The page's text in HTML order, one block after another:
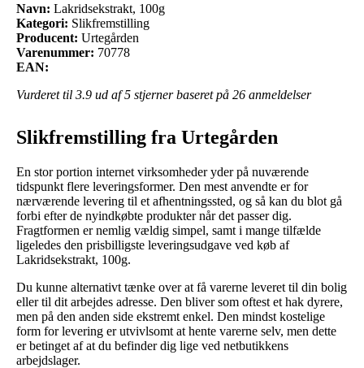
Navn: Lakridsekstrakt, 100g
Kategori: Slikfremstilling
Producent: Urtegården
Varenummer: 70778
EAN:
Vurderet til 3.9 ud af 5 stjerner baseret på 26 anmeldelser
Slikfremstilling fra Urtegården
En stor portion internet virksomheder yder på nuværende
tidspunkt flere leveringsformer. Den mest anvendte er for
nærværende levering til et afhentningssted, og så kan du blot gå
forbi efter de nyindkøbte produkter når det passer dig.
Fragtformen er nemlig vældig simpel, samt i mange tilfælde
ligeledes den prisbilligste leveringsudgave ved køb af
Lakridsekstrakt, 100g.
Du kunne alternativt tænke over at få varerne leveret til din bolig
eller til dit arbejdes adresse. Den bliver som oftest et hak dyrere,
men på den anden side ekstremt enkel. Den mindst kostelige
form for levering er utvivlsomt at hente varerne selv, men dette
er betinget af at du befinder dig lige ved netbutikkens
arbejdslager.